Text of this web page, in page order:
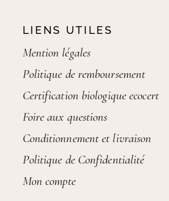
LIENS UTILES
Mention légales
Politique de remboursement
Certification biologique ecocert
Foire aux questions
Conditionnement et livraison
Politique de Confidentialité
Mon compte